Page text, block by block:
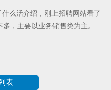
么活介绍，刚上招聘网站看了
，主要以业务销售类为主。
表